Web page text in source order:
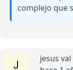
complejo que
jesus val